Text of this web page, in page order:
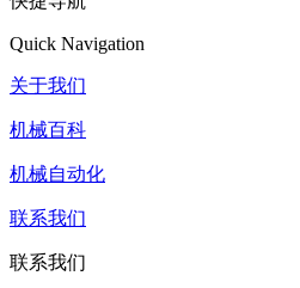
Quick Navigation
关于我们
机械百科
机械自动化
联系我们
联系我们